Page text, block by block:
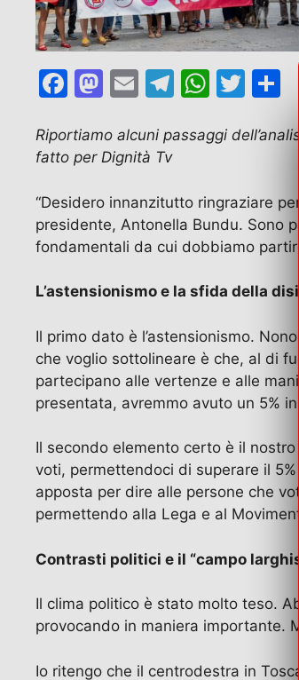
F
c
e
b
o
o
k
M
st
o
d
o
n
E
ai
l
T
e
a
m
W
at
A
p
p
T
itt n
vi
di
Riportiamo alcuni passaggi
fatto per Dignità Tv
“Desidero innanzitutto ringraziare
presidente, Antonella Bundu. Sono
fondamentali da cui dobbiamo
L’astensionismo e la sfida della
Il primo dato è l’astensionismo.
che voglio sottolineare è che, al di
partecipano alle vertenze e alle
presentata, avremmo avuto un 5% in
Il secondo elemento certo è il
voti, permettendoci di superare il
apposta per dire alle persone che
permettendo alla Lega e al
Contrasti politici e il “campo
Il clima politico è stato molto teso.
provocando in maniera importante.
Io ritengo che il centrodestra in